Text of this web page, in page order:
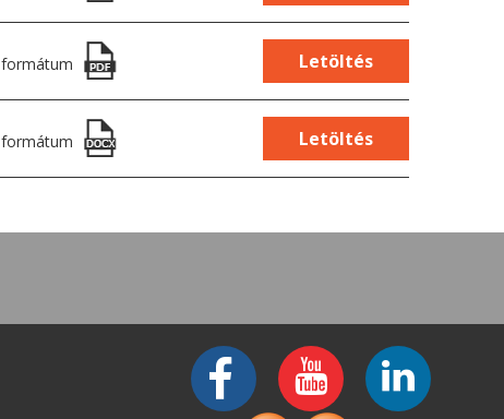
formátum Letöltés
formátum Letöltés